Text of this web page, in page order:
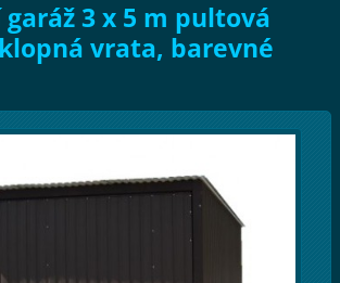
3 x 5 m pultová
vrata, barevné